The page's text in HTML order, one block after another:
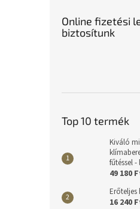
Online fizetési
biztosítunk
Top 10 termék
Kiváló
fűtéssel
49 180
16 240